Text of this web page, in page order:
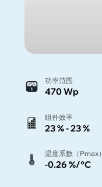
功率范围
470 Wp
组件效率
23 % - 23 %
温度系数（Pmax）
-0.26 %/°C